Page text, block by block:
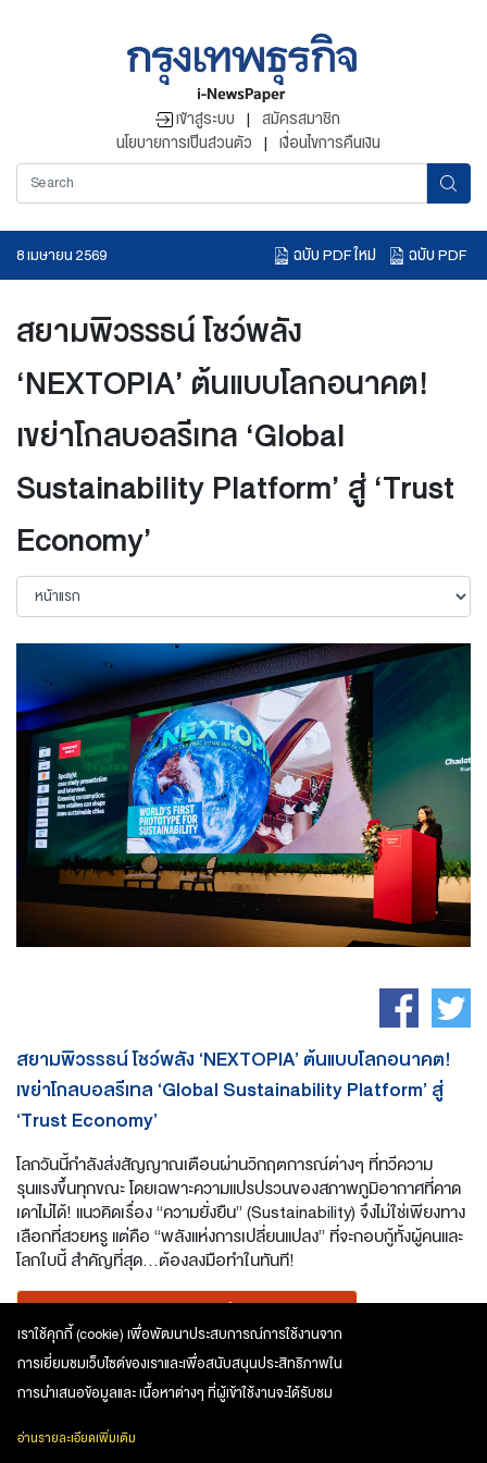
เข้าสู่ระบบ | สมัครสมาชิก
นโยบายการเป็นส่วนตัว | เงื่อนไขการคืนเงิน
8 เมษายน 2569 ฉบับ PDF ใหม่
ฉบับ PDF
สยามพิวรรธน์ โชว์พลัง
‘NEXTOPIA’ ต้นแบบโลกอนาคต!
เขย่าโกลบอลรีเทล ‘Global
Sustainability Platform’ สู่ ‘Trust
Economy’
สยามพิวรรธน์ โชว์พลัง ‘NEXTOPIA’ ต้นแบบโลกอนาคต!
เขย่าโกลบอลรีเทล ‘Global Sustainability Platform’ สู่
‘Trust Economy’
โลกวันนี้กำลังส่งสัญญาณเตือนผ่านวิกฤตการณ์ต่างๆ ที่ทวีความ
รุนแรงขึ้นทุกขณะ โดยเฉพาะความแปรปรวนของสภาพภูมิอากาศที่คาด
เดาไม่ได้! แนวคิดเรื่อง “ความยั่งยืน” (Sustainability) จึงไม่ใช่เพียงทาง
เลือกที่สวยหรู แต่คือ “พลังแห่งการเปลี่ยนแปลง” ที่จะกอบกู้ทั้งผู้คนและ
โลกใบนี้ สำคัญที่สุด...ต้องลงมือทำในทันที!
Sustainability
เราใช้คุกกี้ (cookie) เพื่อพัฒนาประสบการณ์การใช้งานจาก
การเยี่ยมชมเว็บไซต์ของเราและเพื่อสนับสนุนประสิทธิภาพใน
การนำเสนอข้อมูลและ เนื้อหาต่างๆ ที่ผู้เข้าใช้งานจะได้รับชม
อ่านรายละเอียดเพิ่มเติม